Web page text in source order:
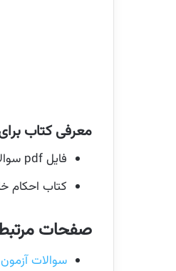
معرفی کتاب
فایل pdf سوالات مشاوره خانواده قوه قضائیه ایران عرضه با امکان خرید نسخه چاپی (
کتاب احکام
صفحات
سوالات